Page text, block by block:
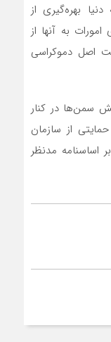
بهره‌گیری از
به آنها از
اصل دموکراسی
سمن‌ها در کنار
از سازمان
اساسنامه مدنظر